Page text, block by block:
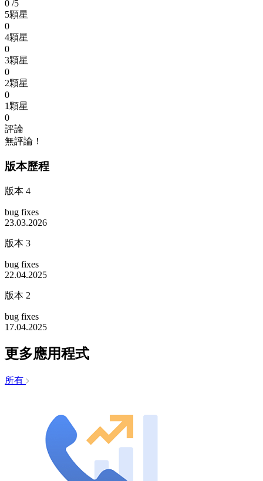
0 /5
5顆星
0
4顆星
0
3顆星
0
2顆星
0
1顆星
0
評論
無評論！
版本歷程
版本 4
bug fixes
23.03.2026
版本 3
bug fixes
22.04.2025
版本 2
bug fixes
17.04.2025
更多應用程式
所有